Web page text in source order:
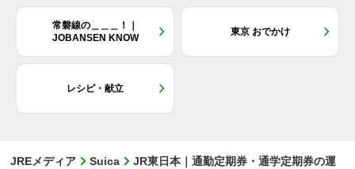
常磐線の＿＿＿！｜
JOBANSEN KNOW
東京 おでかけ
レシピ・献立
JREメディア Suica
JR東日本｜通勤定期券・通学定期券の運